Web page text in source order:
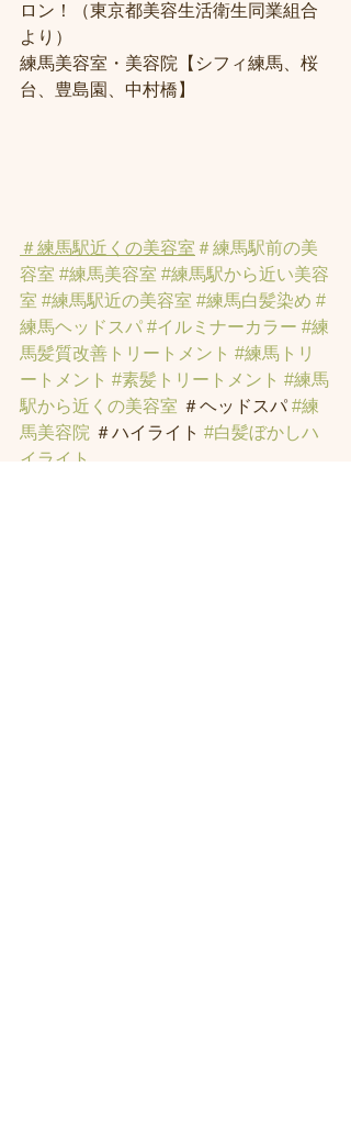
ロン！（東京都美容生活衛生同業組合
より）
練馬美容室・美容院【シフィ練馬、桜
台、豊島園、中村橋】
＃練馬駅近くの美容室 ＃練馬駅前の美
容室 #練馬美容室 #練馬駅から近い美容
室 #練馬駅近の美容室 #練馬白髪染め #
練馬ヘッドスパ #イルミナーカラー #練
馬髪質改善トリートメント #練馬トリ
ートメント #素髪トリートメント #練馬
駅から近くの美容室 ＃ヘッドスパ #練
馬美容院 ＃ハイライト #白髪ぼかしハ
イライト